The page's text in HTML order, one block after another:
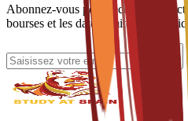
Abonnez-vous pour recevoir des
bourses et les dates limites de